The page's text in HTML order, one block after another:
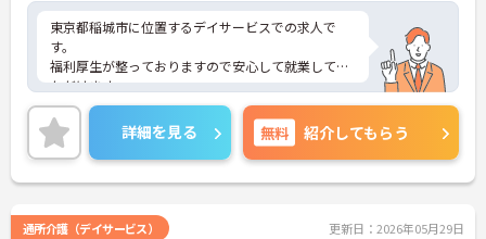
東京都稲城市に位置するデイサービスでの求人で
す。
福利厚生が整っておりますので安心して就業してい
ただけます。
年間休日124日と多くプライベートとの両立が出来
ます。
ご興味のある方はお気軽にお問い合わせ下さい。
詳細を見る 無料 紹介してもらう
通所介護（デイサービス） 更新日：2026年05月29日